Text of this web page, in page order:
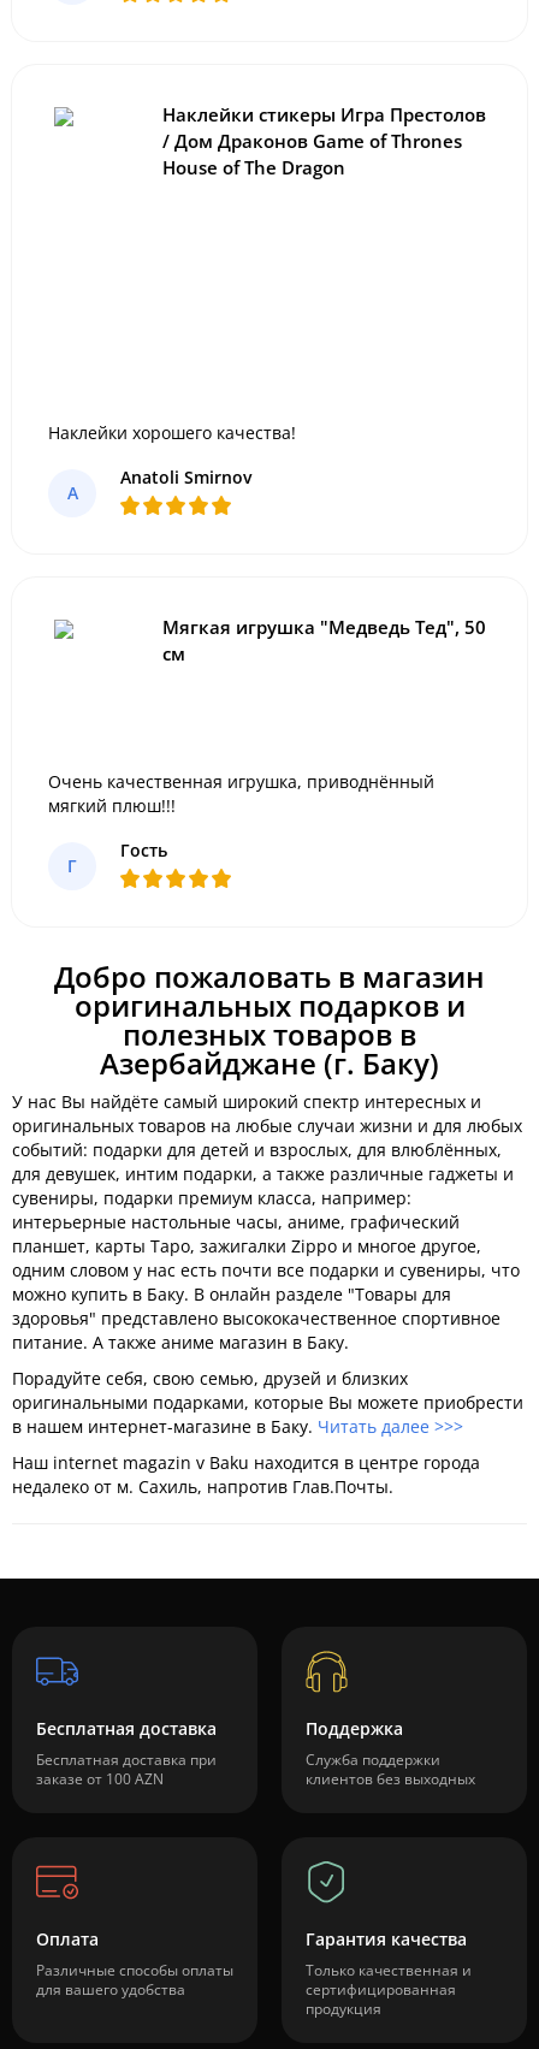
Наклейки стикеры Игра Престолов
/ Дом Драконов Game of Thrones
House of The Dragon
Наклейки хорошего качества!
A
Anatoli Smirnov
Мягкая игрушка "Медведь Тед", 50
см
Очень качественная игрушка, приводнённый
мягкий плюш!!!
Г
Гость
Добро пожаловать в магазин
оригинальных подарков и
полезных товаров в
Азербайджане (г. Баку)
У нас Вы найдёте самый широкий спектр интересных и
оригинальных товаров на любые случаи жизни и для любых
событий: подарки для детей и взрослых, для влюблённых,
для девушек, интим подарки, а также различные гаджеты и
сувениры, подарки премиум класса, например:
интерьерные настольные часы, аниме, графический
планшет, карты Таро, зажигалки Zippo и многое другое,
одним словом у нас есть почти все подарки и сувениры, что
можно купить в Баку. В онлайн разделе "Товары для
здоровья" представлено высококачественное спортивное
питание. А также аниме магазин в Баку.
Порадуйте себя, свою семью, друзей и близких
оригинальными подарками, которые Вы можете приобрести
в нашем интернет-магазине в Баку. Читать далее >>>
Наш internet magazin v Baku находится в центре города
недалеко от м. Сахиль, напротив Глав.Почты.
Бесплатная доставка
Бесплатная доставка при
заказе от 100 AZN
Поддержка
Служба поддержки
клиентов без выходных
Оплата
Различные способы оплаты
для вашего удобства
Гарантия качества
Только качественная и
сертифицированная
продукция